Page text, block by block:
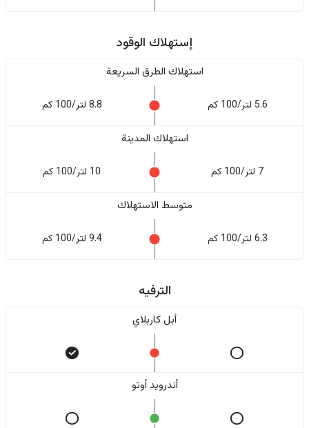
إستهلاك الوقود
استهلاك الطرق السريعة
5.6 لتر/100 كم 8.8 لتر/100 كم
استهلاك المدينة
7 لتر/100 كم 10 لتر/100 كم
متوسط الاستهلاك
6.3 لتر/100 كم 9.4 لتر/100 كم
الترفيه
أبل كاربلاي
أندرويد أوتو